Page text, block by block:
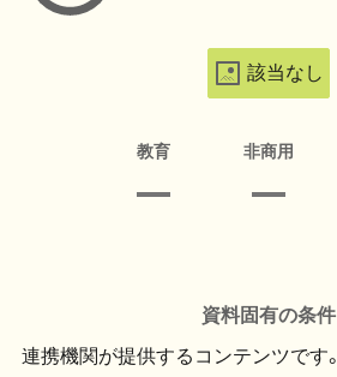
該当なし
教育 非商用
資料固有の条件
連携機関が提供するコンテンツです。